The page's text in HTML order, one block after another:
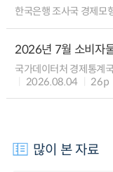
한국은행 조사국 경제모
2026년 7월 소비자
국가데이터처 경제통계
2026.08.04
26p
많이 본 자료